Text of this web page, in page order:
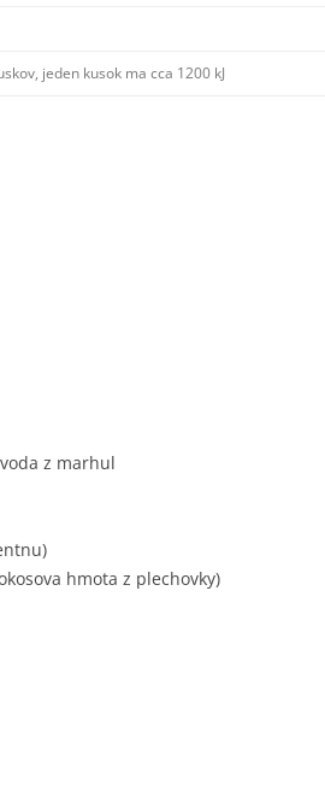
jeden kusok ma cca 1200 kJ
z marhul
hmota z plechovky)